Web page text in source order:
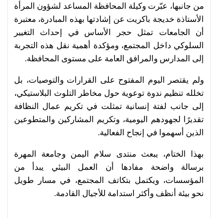
من جانبها، عبّرت وكيلة المحافظة المساعد لشؤون المرأة
الأستاذة خديجة باكريت عن إشادتها بهذه المبادرة، معتبرة
أن الجامعات تمثل حجر الأساس في إحداث التغيير
السلوكي داخل المجتمع، ومؤكدة أهمية نقل هذه التجربة
إلى المدارس والمرافق العامة على مستوى المحافظة.
ولم يقتصر اليوم المفتوح على القرارات والتوصيات، بل
تخلله تنظيم ندوة توعوية حول مخاطر التلوث البلاستيكي،
إلى جانب لفتة إنسانية تمثلت في تكريم عمال النظافة
تقديرًا لجهودهم اليومية، وتكريم المشاركين والمتطوعين
الذين أسهموا في إنجاح الفعالية.
بهذا الختام، يبعث منتدى سلام اليمن وجامعة المهرة
برسالة واضحة مفادها أن العمل البيئي يبدأ من
المؤسسات، ويكتمل بتكاتف المجتمع، في مسار طويل
نحو بيئة أنظف وأكثر استدامة للأجيال القادمة.